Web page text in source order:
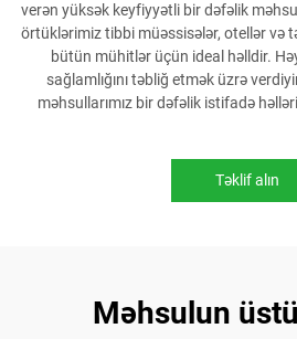
verən yüksək keyfiyyətli bir dəfəlik
örtüklərimiz tibbi müəssisələr, otellər və
bütün mühitlər üçün ideal həlldir.
sağlamlığını təbliğ etmək üzrə
məhsullarımız bir dəfəlik istifadə
Təklif alın
Məhsulun